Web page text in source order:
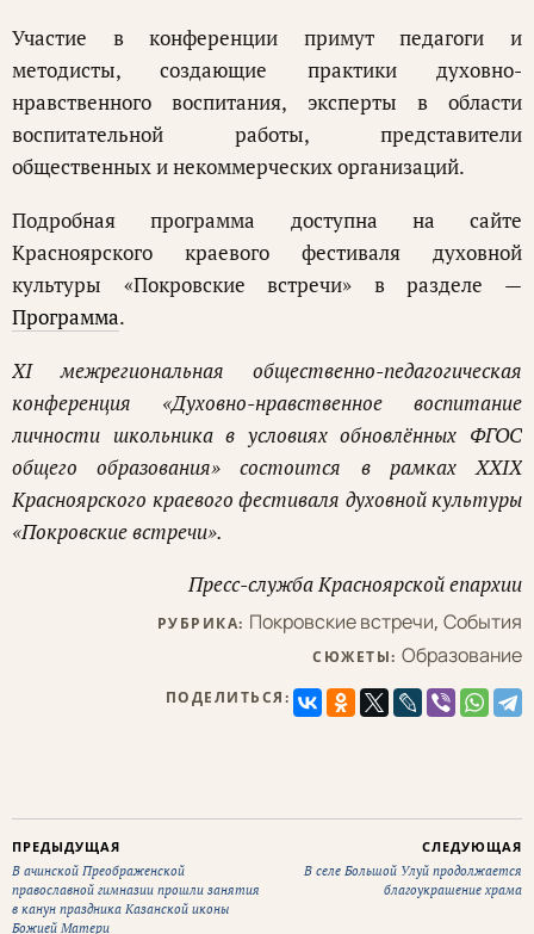
Участие в конференции примут педагоги и
методисты, создающие практики духовно-
нравственного воспитания, эксперты в области
воспитательной работы, представители
общественных и некоммерческих организаций.
Подробная программа доступна на сайте
Красноярского краевого фестиваля духовной
культуры «Покровские встречи» в разделе —
Программа.
XI межрегиональная общественно-педагогическая
конференция «Духовно-нравственное воспитание
личности школьника в условиях обновлённых ФГОС
общего образования» состоится в рамках XXIX
Красноярского краевого фестиваля духовной культуры
«Покровские встречи».
Пресс-служба Красноярской епархии
РУБРИКА: Покровские встречи, События
СЮЖЕТЫ: Образование
ПОДЕЛИТЬСЯ:
ПРЕДЫДУЩАЯ
В ачинской Преображенской
православной гимназии прошли занятия
в канун праздника Казанской иконы
Божией Матери
СЛЕДУЮЩАЯ
В селе Большой Улуй продолжается
благоукрашение храма